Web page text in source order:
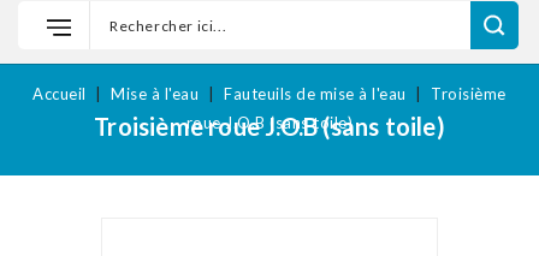
Troisième roue J.O.B (sans toile)
Accueil Mise à l'eau Fauteuils de mise à l'eau
Troisième
roue J.O.B (sans toile)